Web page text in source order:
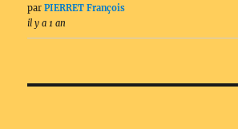
parPIERRET François
il y a 1 an